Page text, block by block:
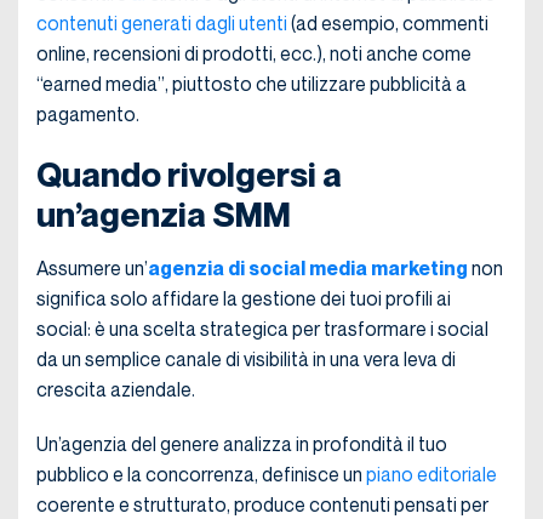
contenuti generati dagli utenti (ad esempio, commenti
online, recensioni di prodotti, ecc.), noti anche come
“earned media”, piuttosto che utilizzare pubblicità a
pagamento.
Quando rivolgersi a
un’agenzia SMM
Assumere un’agenzia di social media marketing non
significa solo affidare la gestione dei tuoi profili ai
social: è una scelta strategica per trasformare i social
da un semplice canale di visibilità in una vera leva di
crescita aziendale.
Un’agenzia del genere analizza in profondità il tuo
pubblico e la concorrenza, definisce un piano editoriale
coerente e strutturato, produce contenuti pensati per